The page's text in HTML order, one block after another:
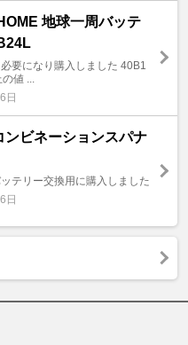
地球一周バッテ
要になり購入しました 40B1
値 ...
日
ンビネーションスパナ
テリー交換用に購入しました
日